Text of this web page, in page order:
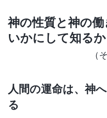
神の性質と神の
いかにして知るか
（
人間の運命は、神
る